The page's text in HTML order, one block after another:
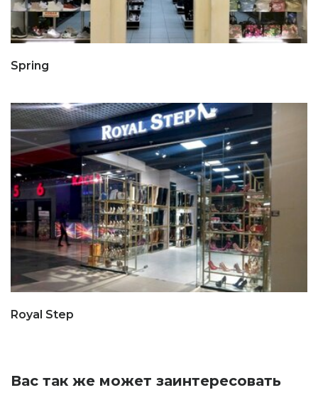
Spring
Royal Step
Вас так же может заинтересовать